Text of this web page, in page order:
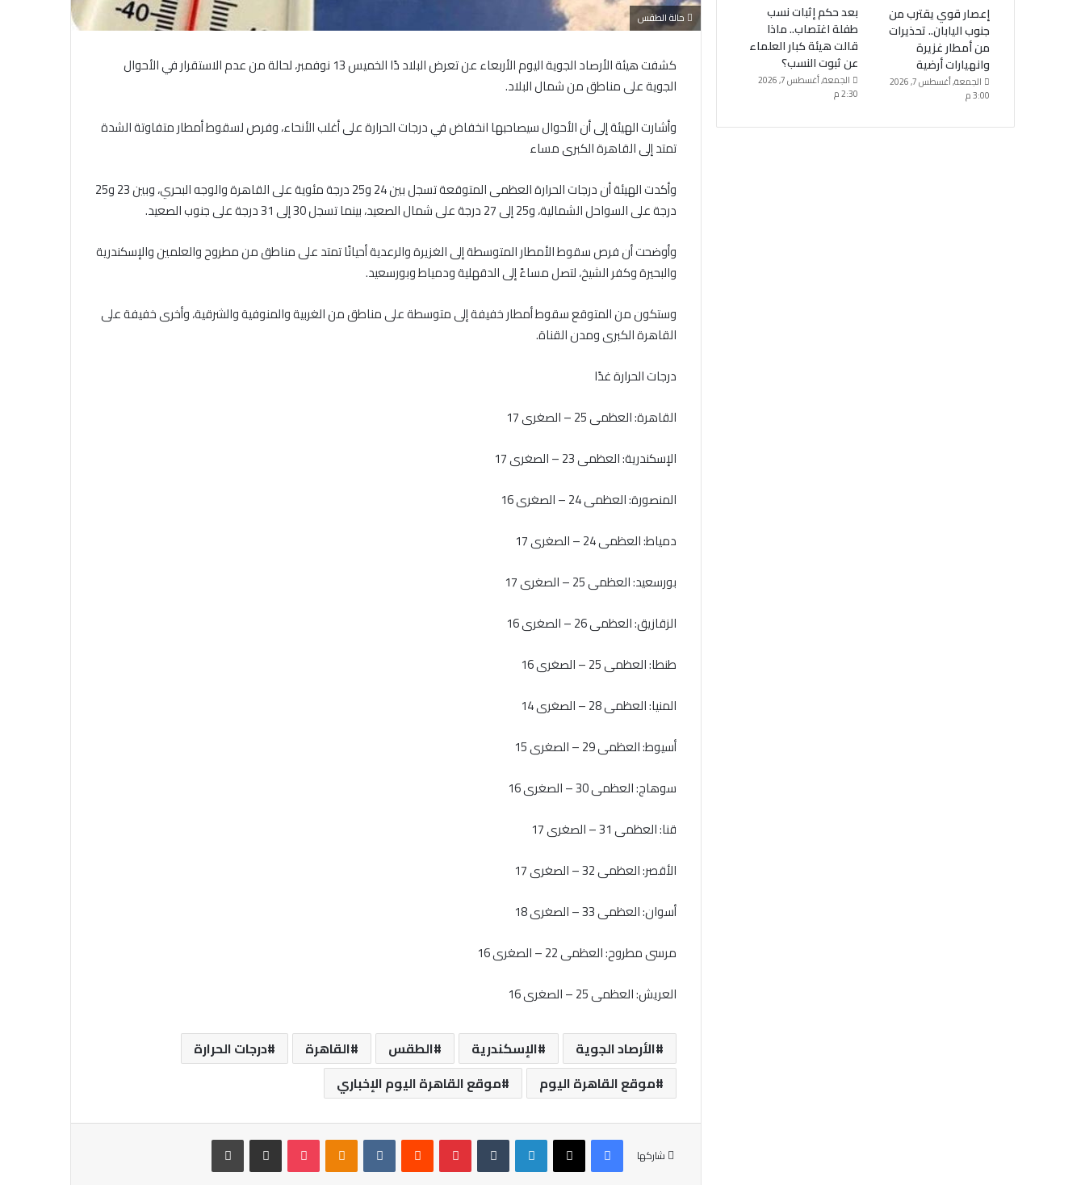
حالة الطقس
كشفت هيئة الأرصاد الجوية اليوم الأربعاء عن تعرض البلاد دًا الخميس 13 نوفمبر، لحالة من عدم الاستقرار في الأحوال
الجوية على مناطق من شمال البلاد.
وأشارت الهيئة إلى أن الأحوال سيصاحبها انخفاض في درجات الحرارة على أغلب الأنحاء، وفرص لسقوط أمطار متفاوتة الشدة
تمتد إلى القاهرة الكبرى مساء
وأكدت الهيئة أن درجات الحرارة العظمى المتوقعة تسجل بين 24 و25 درجة مئوية على القاهرة والوجه البحري، وبين 23 و25
درجة على السواحل الشمالية، و25 إلى 27 درجة على شمال الصعيد، بينما تسجل 30 إلى 31 درجة على جنوب الصعيد.
وأوضحت أن فرص سقوط الأمطار المتوسطة إلى الغزيرة والرعدية أحيانًا تمتد على مناطق من مطروح والعلمين والإسكندرية
والبحيرة وكفر الشيخ، لتصل مساءً إلى الدقهلية ودمياط وبورسعيد.
وستكون من المتوقع سقوط أمطار خفيفة إلى متوسطة على مناطق من الغربية والمنوفية والشرقية، وأخرى خفيفة على
القاهرة الكبرى ومدن القناة.
درجات الحرارة غدًا
القاهرة: العظمى 25 – الصغرى 17
الإسكندرية: العظمى 23 – الصغرى 17
المنصورة: العظمى 24 – الصغرى 16
دمياط: العظمى 24 – الصغرى 17
بورسعيد: العظمى 25 – الصغرى 17
الزقازيق: العظمى 26 – الصغرى 16
طنطا: العظمى 25 – الصغرى 16
المنيا: العظمى 28 – الصغرى 14
أسيوط: العظمى 29 – الصغرى 15
سوهاج: العظمى 30 – الصغرى 16
قنا: العظمى 31 – الصغرى 17
الأقصر: العظمى 32 – الصغرى 17
أسوان: العظمى 33 – الصغرى 18
مرسى مطروح: العظمى 22 – الصغرى 16
العريش: العظمى 25 – الصغرى 16
الأرصاد الجوية الإسكندرية الطقس القاهرة
درجات الحرارة
موقع القاهرة اليوم
موقع القاهرة اليوم الإخباري
شاركها
فيسبوك لينكدإن بينتيريست بوكيت
إعصار قوي يقترب من
جنوب اليابان.. تحذيرات
من أمطار غزيرة
وانهيارات أرضية
الجمعة, أغسطس 7, 2026
3:00 م
بعد حكم إثبات نسب
طفلة اغتصاب.. ماذا
قالت هيئة كبار العلماء
عن ثبوت النسب؟
الجمعة, أغسطس 7, 2026
2:30 م